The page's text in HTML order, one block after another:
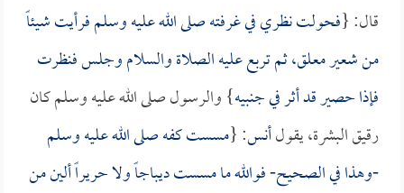
قال: {فحولت نظري في غرفته صلى الله عليه وسلم فرأيت شيئاً
من شعير معلق، ثم تربع عليه الصلاة والسلام وجلس فنظرت
فإذا حصير قد أثر في جنبيه} والرسول صلى الله عليه وسلم كان
رقيق البشرة، يقولأنس: {مسست كفه صلى الله عليه وسلم
-وهذا في الصحيح- فوالله ما مسست ديباجاً ولا حريراً ألين من